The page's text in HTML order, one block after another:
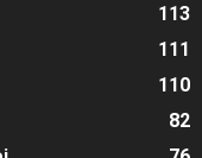
113
111
110
82